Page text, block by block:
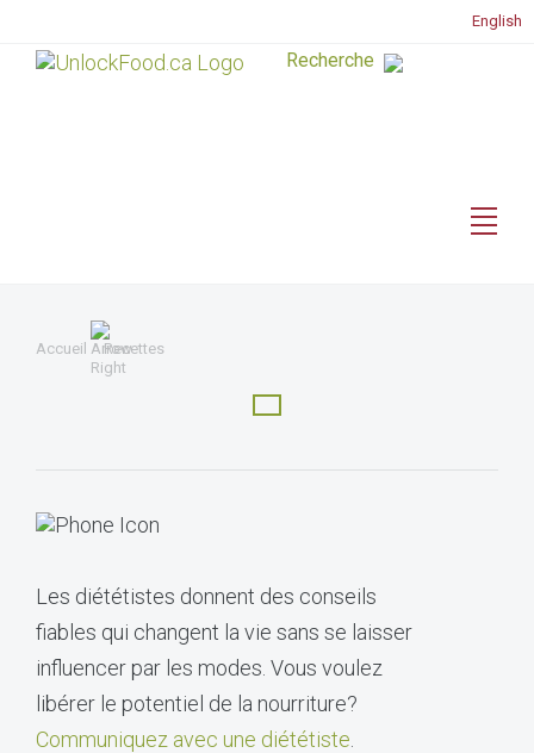
English
Accueil Recettes
Les diététistes donnent des conseils
fiables qui changent la vie sans se laisser
influencer par les modes. Vous voulez
libérer le potentiel de la nourriture?
Communiquez avec une diététiste